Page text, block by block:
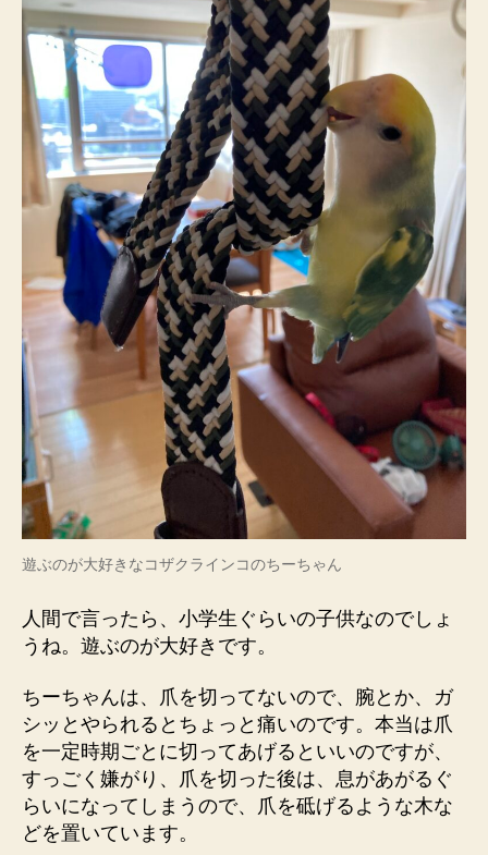
遊ぶのが大好きなコザクラインコのちーちゃん
人間で言ったら、小学生ぐらいの子供なのでしょ
うね。遊ぶのが大好きです。
ちーちゃんは、爪を切ってないので、腕とか、ガ
シッとやられるとちょっと痛いのです。本当は爪
を一定時期ごとに切ってあげるといいのですが、
すっごく嫌がり、爪を切った後は、息があがるぐ
らいになってしまうので、爪を砥げるような木な
どを置いています。